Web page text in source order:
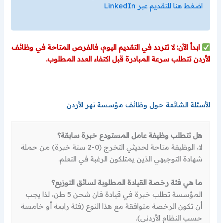
اضغط هنا للتقديم عبر LinkedIn
ابدأ الآن: لا تتردد في التقديم اليوم، فالفرص المتاحة في وظائف
الأردن تتطلب سرعة المبادرة قبل اكتفاء العدد المطلوب.
الأسئلة الشائعة حول وظائف مؤسسة نهر الأردن
هل تتطلب وظيفة عامل المستودع خبرة سابقة؟
لا، الوظيفة متاحة لحديثي التخرج (0-2 سنة خبرة) من حملة
شهادة التوجيهي الذين يمتلكون الرغبة في التعلم.
ما هي فئة رخصة القيادة المطلوبة لسائق التوزيع؟
المؤسسة تطلب خبرة في قيادة فان شحن 5 طن، لذا يجب
أن تكون الرخصة متوافقة مع هذا النوع (فئة رابعة أو خامسة
حسب النظام الأردني).